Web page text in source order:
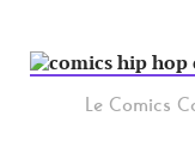
Le Comics